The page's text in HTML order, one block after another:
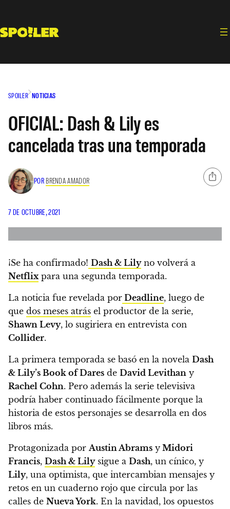
contenido
SPOILER NOTICIAS
OFICIAL: Dash & Lily es
cancelada tras una temporada
POR BRENDA AMADOR
7 DE OCTUBRE, 2021
¡Se ha confirmado! Dash & Lilyno volverá a
Netflixpara una segunda temporada.
La noticia fue revelada por Deadline, luego de
que dos meses atrás el productor de la serie,
Shawn Levy, lo sugiriera en entrevista con
Collider.
La primera temporada se basó en la novela Dash
& Lily’s Book of Dares de David Levithan y
Rachel Cohn. Pero además la serie televisiva
podría haber continuado fácilmente porque la
historia de estos personajes se desarrolla en dos
libros más.
Protagonizada porAustin Abrams y Midori
Francis, Dash & Lilysigue a Dash, un cínico, y
Lily, una optimista, que intercambian mensajes y
retos en un cuaderno rojo que circula por las
calles de Nueva York. En la navidad, los opuestos